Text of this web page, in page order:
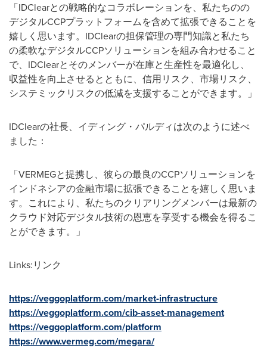
「IDClearとの戦略的なコラボレーションを、私たちのの
デジタルCCPプラットフォームを含めて拡張できることを
嬉しく思います。IDClearの担保管理の専門知識と私たち
の柔軟なデジタルCCPソリューションを組み合わせること
で、IDClearとそのメンバーが在庫と生産性を最適化し、
収益性を向上させるとともに、信用リスク、市場リスク、
システミックリスクの低減を支援することができます。」
IDClearの社長、イディング・パルディは次のように述べ
ました：
「VERMEGと提携し、彼らの最良のCCPソリューションを
インドネシアの金融市場に拡張できることを嬉しく思いま
す。これにより、私たちのクリアリングメンバーは最新の
クラウド対応デジタル技術の恩恵を享受する機会を得るこ
とができます。」
Links:リンク
https://veggoplatform.com/market-infrastructure
https://veggoplatform.com/cib-asset-management
https://veggoplatform.com/platform
https://www.vermeg.com/megara/